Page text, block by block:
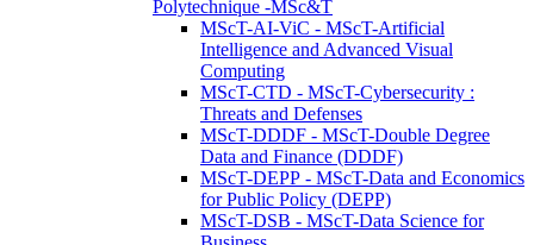
Polytechnique -MSc&T
MScT-AI-ViC - MScT-Artificial
Intelligence and Advanced Visual
Computing
MScT-CTD - MScT-Cybersecurity :
Threats and Defenses
MScT-DDDF - MScT-Double Degree
Data and Finance (DDDF)
MScT-DEPP - MScT-Data and Economics
for Public Policy (DEPP)
MScT-DSB - MScT-Data Science for